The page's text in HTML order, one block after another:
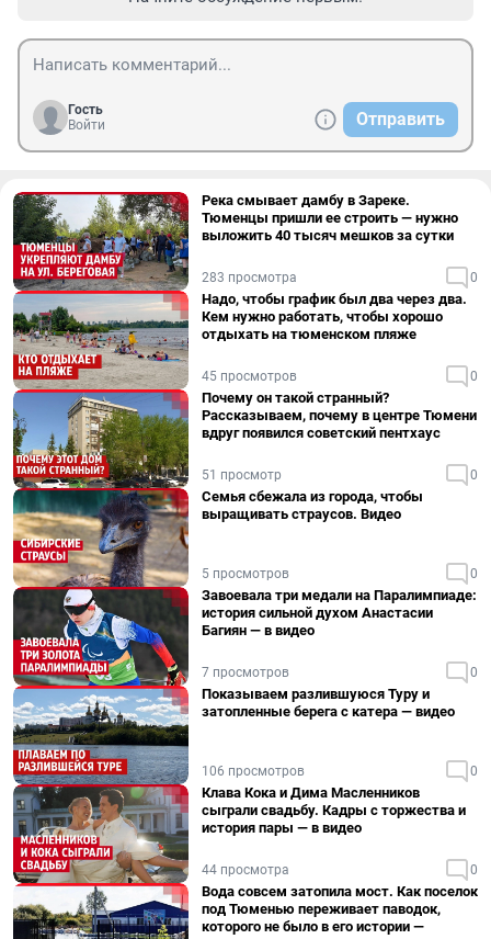
Гость
Войти
Отправить
Река смывает дамбу в Зареке.
Тюменцы пришли ее строить — нужно
выложить 40 тысяч мешков за сутки
283 просмотра 0
Надо, чтобы график был два через два.
Кем нужно работать, чтобы хорошо
отдыхать на тюменском пляже
45 просмотров 0
Почему он такой странный?
Рассказываем, почему в центре Тюмени
вдруг появился советский пентхаус
51 просмотр 0
Семья сбежала из города, чтобы
выращивать страусов. Видео
5 просмотров 0
Завоевала три медали на Паралимпиаде:
история сильной духом Анастасии
Багиян — в видео
7 просмотров 0
Показываем разлившуюся Туру и
затопленные берега с катера — видео
106 просмотров 0
Клава Кока и Дима Масленников
сыграли свадьбу. Кадры с торжества и
история пары — в видео
44 просмотра 0
Вода совсем затопила мост. Как поселок
под Тюменью переживает паводок,
которого не было в его истории —